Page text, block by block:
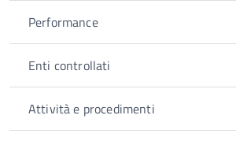
Performance
Enti controllati
Attività e procedimenti